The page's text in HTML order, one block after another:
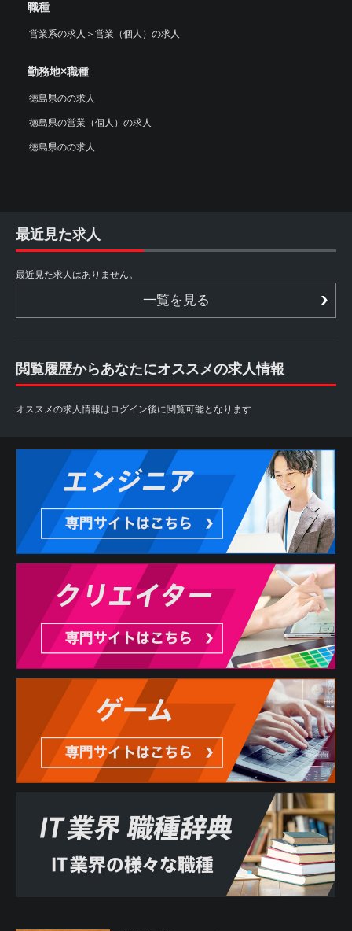
職種
営業系の求人 ＞ 営業（個人）の求人
勤務地×職種
徳島県のの求人
徳島県の営業（個人）の求人
徳島県のの求人
最近見た求人
最近見た求人はありません。
一覧を見る
閲覧履歴からあなたにオススメの求人情報
オススメの求人情報はログイン後に閲覧可能となります